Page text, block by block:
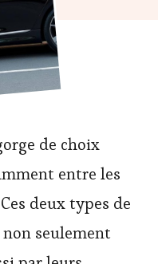
de choix
entre les
deux types de
seulement